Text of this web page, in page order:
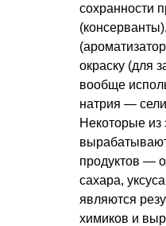
сохранности
окраску (для
вообще
натрия —
Некоторые из
продуктов —
сахара,
являются
химиков и